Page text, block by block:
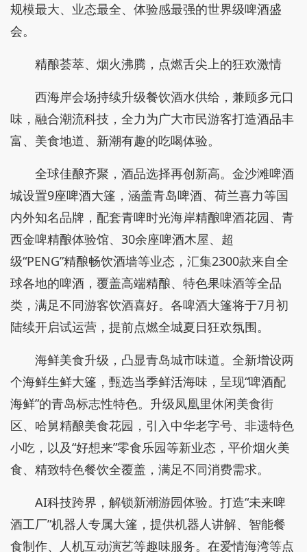
规模最大、业态最全、体验感最强的世界级啤酒盛
会。
精酿荟萃、烟火沸腾，点燃舌尖上的狂欢激情
西海岸会场持续升级餐饮酒水供给，兼顾多元口
味，融合潮流科技，全力为广大市民游客打造酒品丰
富、美食地道、新潮有趣的吃喝体验。
全球佳酿齐聚，酒品选择再创新高。金沙滩啤酒
城设置9座啤酒大篷，涵盖青岛啤酒、荷兰喜力等国
内外知名品牌，配套青啤时光海岸精酿啤酒花园、青
西金啤精酿体验馆、30余座啤酒木屋、超
级“PENG”精酿畅饮酒墙等业态，汇集2300款来自全
球各地的啤酒，覆盖高端精酿、特色果味酒等全品
类，满足不同游客饮酒喜好。各啤酒大篷将于7月初
陆续开启试运营，提前点燃全城夏日狂欢氛围。
海鲜美食升级，凸显青岛城市味道。全新增设两
个海鲜生鲜大篷，甄选当季鲜活海味，呈现“啤酒配
海鲜”的青岛标志性特色。升级凤凰里休闲美食街
区、哈舅精酿美食花园，引入中华老字号、非遗特色
小吃，以及“好想来”零食乐园等新业态，平价烟火美
食、精致特色餐饮全覆盖，满足不同消费需求。
AI科技跨界，解锁新潮游园体验。打造“未来啤
酒工厂”机器人专属大篷，提供机器人讲解、智能餐
食制作、人机互动演艺等趣味服务。在爱情海湾等点